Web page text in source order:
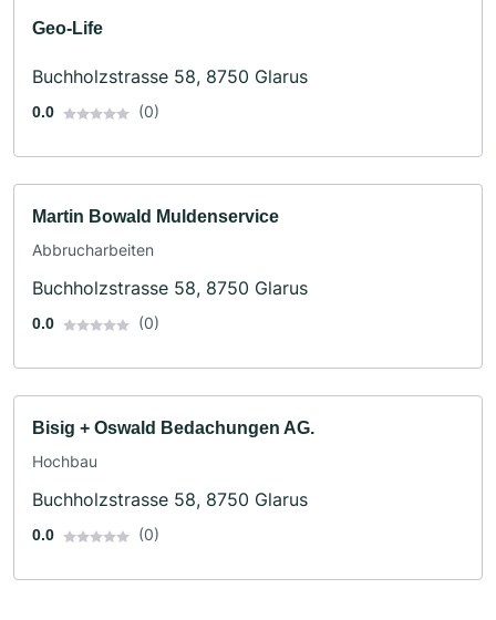
Geo-Life
Buchholzstrasse 58, 8750 Glarus
0.0 (0)
Martin Bowald Muldenservice
Abbrucharbeiten
Buchholzstrasse 58, 8750 Glarus
0.0 (0)
Bisig + Oswald Bedachungen AG.
Hochbau
Buchholzstrasse 58, 8750 Glarus
0.0 (0)